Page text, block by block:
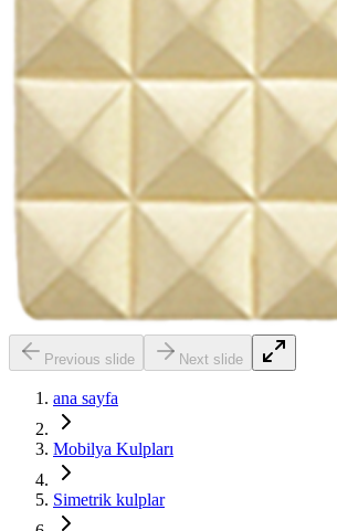
Previous slide Next slide
ana sayfa
Mobilya Kulpları
Simetrik kulplar